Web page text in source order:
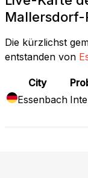
Die kürzlichst
entstanden von
City
Essenbach